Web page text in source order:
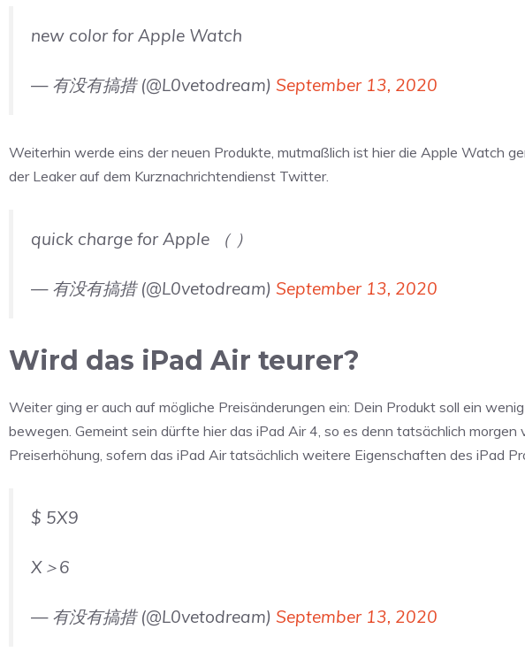
new color for Apple Watch
— 有没有搞措 (@L0vetodream) September 13, 2020
Weiterhin werde eins der neuen Produkte, mutmaßlich ist hier die Apple Watch
der Leaker auf dem Kurznachrichtendienst Twitter.
quick charge for Apple （ ）
— 有没有搞措 (@L0vetodream) September 13, 2020
Wird das iPad Air teurer?
Weiter ging er auch auf mögliche Preisänderungen ein: Dein Produkt soll ein
bewegen. Gemeint sein dürfte hier das iPad Air 4, so es denn tatsächlich
Preiserhöhung, sofern das iPad Air tatsächlich weitere Eigenschaften des iPad
$ 5X9
X＞6
— 有没有搞措 (@L0vetodream) September 13, 2020